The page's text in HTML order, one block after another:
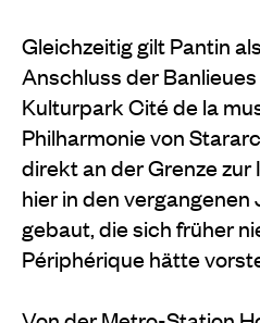
Gleichzeitig gilt Pantin
Anschluss der
Kulturpark Cité de la
Philharmonie von
direkt an der Grenze
hier in den
gebaut, die sich früher
Périphérique hätte